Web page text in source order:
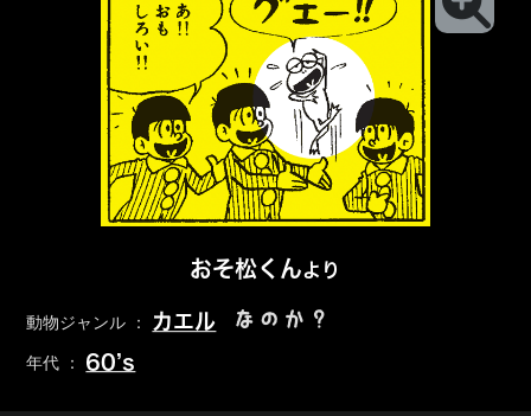
おそ松くんより
動物ジャンル ： カエル なのか？
年代 ： 60’s